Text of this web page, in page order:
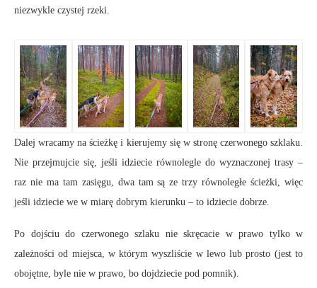
niezwykle czystej rzeki.
Dalej wracamy na ścieżkę i kierujemy się w stronę czerwonego szklaku.
Nie przejmujcie się, jeśli idziecie równolegle do wyznaczonej trasy –
raz nie ma tam zasięgu, dwa tam są ze trzy równoległe ścieżki, więc
jeśli idziecie we w miarę dobrym kierunku – to idziecie dobrze.
Po dojściu do czerwonego szlaku nie skręcacie w prawo tylko w
zależności od miejsca, w którym wyszliście w lewo lub prosto (jest to
obojętne, byle nie w prawo, bo dojdziecie pod pomnik).